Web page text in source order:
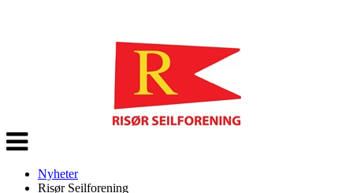
Veksle
navigasjon
Nyheter
Risør Seilforening